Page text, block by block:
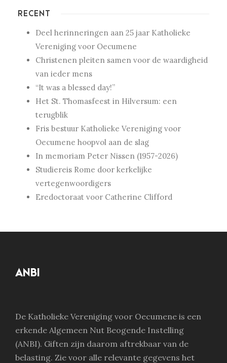
RECENT
Deel herinneringen aan 25 jaar Katholieke
Vereniging voor Oecumene
Christenen pleiten samen voor de waardigheid
van ieder mens
“It was a blessed day!”
Het St. Thomasfeest in Hilversum: een
terugblik
Fris bestuur Katholieke Vereniging voor
Oecumene hoopvol aan de slag
In memoriam Peter Nissen (1957-2026)
Studiereis Rome door kerkelijke
vertegenwoordigers
Eredoctoraat voor Catherine Clifford
ANBI
De Katholieke Vereniging voor Oecumene is een
erkende Algemeen Nut Beogende Instelling
(ANBI). Giften zijn daarom aftrekbaar van de
belasting. Zie voor alle relevante gegevens het